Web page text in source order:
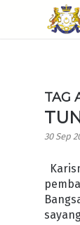
TAG
30 Sep